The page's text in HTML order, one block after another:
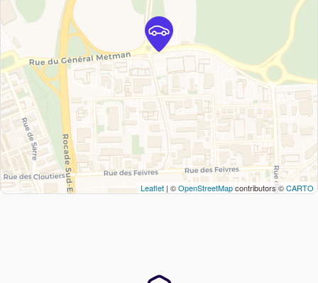
Leaflet | ©OpenStreetMapcontributors ©CARTO